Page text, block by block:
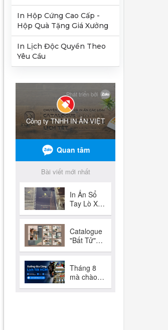
In Hộp Cứng Cao Cấp -
Hộp Quà Tặng Giá Xưởng
In Lịch Độc Quyền Theo
Yêu Cầu